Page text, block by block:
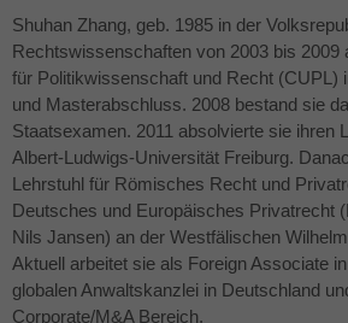
Shuhan Zhang, geb. 1985 in der
Rechtswissenschaften von 2003 bis 2009
für Politikwissenschaft und Recht (CUPL )
und Masterabschluss. 2008 bestand sie
Staatsexamen. 2011 absolvierte sie ihren
Albert-Ludwigs-Universität Freiburg.
Lehrstuhl für Römisches Recht und
Deutsches und Europäisches Privatrecht
Nils Jansen) an der Westfälischen
Aktuell arbeitet sie als Foreign Associate
globalen Anwaltskanzlei in Deutschland
Corporate/M&A Bereich.